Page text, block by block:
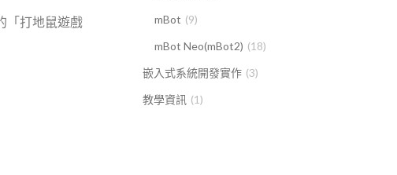
「打地鼠遊戲
mBot (9)
mBot Neo(mBot2) (18)
嵌入式系統開發實作 (3)
教學資訊 (1)